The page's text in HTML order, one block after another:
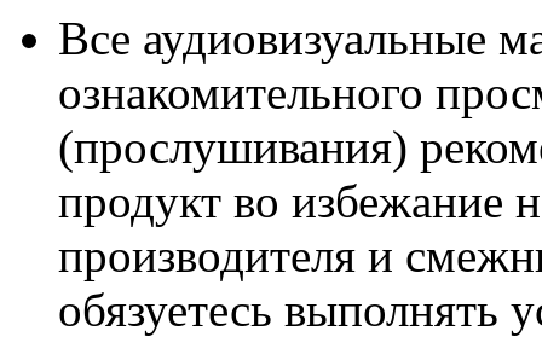
Все аудиовизуальные
ознакомительного
(прослушивания)
продукт во избежание
производителя и
обязуетесь выполнять